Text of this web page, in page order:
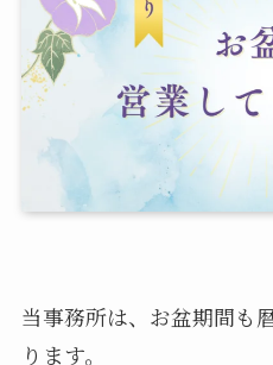
事務所紹介
記事コラ
当事務所は、お盆期間も
ります。